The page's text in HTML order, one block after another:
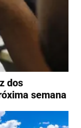
dos
semana